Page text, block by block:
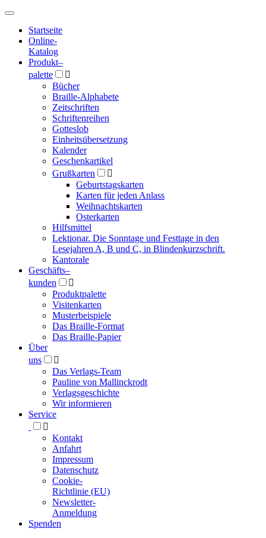
Hauptmenü
Hauptmenü
Startseite
Online-
Katalog
Produkt–
palette

Bücher
Braille-Alphabete
Zeitschriften
Schriftenreihen
Gotteslob
Einheitsübersetzung
Kalender
Geschenkartikel
Grußkarten

Geburtstagskarten
Karten für jeden Anlass
Weihnachtskarten
Osterkarten
Hilfsmittel
Lektionar. Die Sonntage und Festtage in den
Lesejahren A, B und C, in Blindenkurzschrift.
Kantorale
Geschäfts­–
kunden

Produktpalette
Visitenkarten
Musterbeispiele
Das Braille-Format
Das Braille-Papier
Über
uns

Das Verlags-Team
Pauline von Mallinckrodt
Verlagsgeschichte
Wir informieren
Service

Kontakt
Anfahrt
Impressum
Datenschutz
Cookie-
Richtlinie (EU)
Newsletter-
Anmeldung
Spenden